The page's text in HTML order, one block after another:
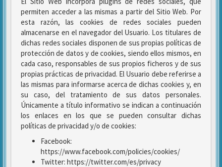
permiten acceder a las mismas a partir del Sitio Web. Por
esta razón, las cookies de redes sociales pueden
almacenarse en el navegador del Usuario. Los titulares de
dichas redes sociales disponen de sus propias políticas de
protección de datos y de cookies, siendo ellos mismos, en
cada caso, responsables de sus propios ficheros y de sus
propias prácticas de privacidad. El Usuario debe referirse a
las mismas para informarse acerca de dichas cookies y, en
su caso, del tratamiento de sus datos personales.
Únicamente a título informativo se indican a continuación
los enlaces en los que se pueden consultar dichas
políticas de privacidad y/o de cookies:
Facebook:
https://www.facebook.com/policies/cookies/
Twitter: https://twitter.com/es/privacy